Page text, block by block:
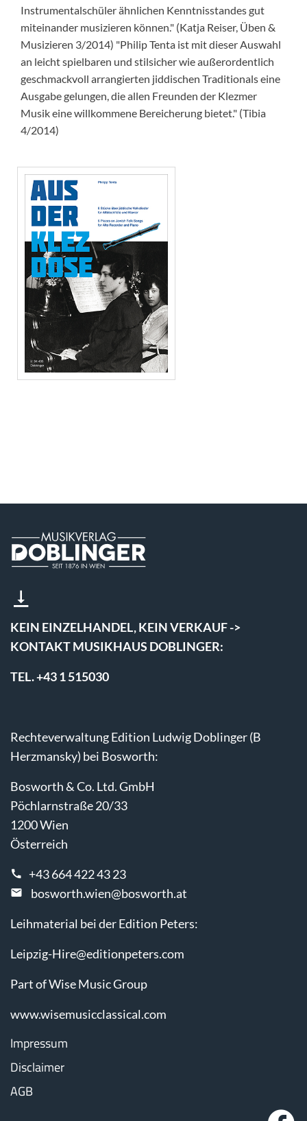
Instrumentalschüler ähnlichen Kenntnisstandes gut
miteinander musizieren können." (Katja Reiser, Üben &
Musizieren 3/2014) "Philip Tenta ist mit dieser Auswahl
an leicht spielbaren und stilsicher wie außerordentlich
geschmackvoll arrangierten jiddischen Traditionals eine
Ausgabe gelungen, die allen Freunden der Klezmer
Musik eine willkommene Bereicherung bietet." (Tibia
4/2014)
KEIN EINZELHANDEL, KEIN VERKAUF ->
KONTAKT MUSIKHAUS DOBLINGER:
TEL. +43 1 515030
Rechteverwaltung Edition Ludwig Doblinger (B
Herzmansky) bei Bosworth:
Bosworth & Co. Ltd. GmbH
Pöchlarnstraße 20/33
1200 Wien
Österreich
+43 664 422 43 23
bosworth.wien@bosworth.at
Leihmaterial bei der Edition Peters:
Leipzig-Hire@editionpeters.com
Part of Wise Music Group
www.wisemusicclassical.com
Impressum
Disclaimer
AGB